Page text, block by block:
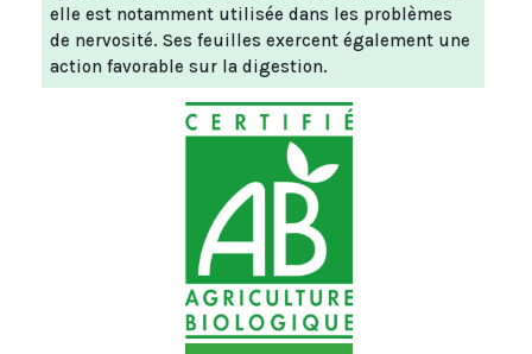
elle est notamment utilisée dans les problèmes
de nervosité. Ses feuilles exercent également une
action favorable sur la digestion.